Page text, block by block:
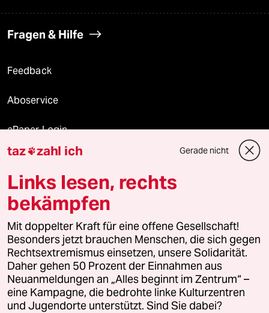
Fragen & Hilfe
Feedback
Aboservice
ePaper Login
Downloads für Abonnierende
© 2026 taz Verlags und Vertriebs GmbH
Alle Rechte vorbehalten. Bei rechtlichen Fragen oder für Genehmigungen
wenden Sie sich bitte an
lizenzen@taz.de
Feedback Redaktionsstatut Kommune-Richtlinien
Leitlinie Informant Datenschutz Impressum AGB
taz zahl ich Gerade nicht
Links lesen, rechts
bekämpfen
Mit doppelter Kraft für eine offene Gesellschaft!
Besonders jetzt brauchen Menschen, die sich gegen
Rechtsextremismus einsetzen, unsere Solidarität.
Daher gehen 50 Prozent der Einnahmen aus
Neuanmeldungen an „Alles beginnt im Zentrum“ –
eine Kampagne, die bedrohte linke Kulturzentren
und Jugendorte unterstützt. Sind Sie dabei?